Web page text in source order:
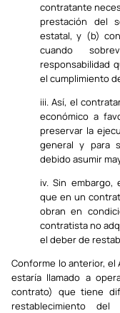
contratante
prestación del
estatal, y (b)
cuando
responsabilidad
el cumplimiento
iii. Así, el
económico a
preservar la
general y para
debido asumir
iv. Sin embargo,
que en un
obran en
contratista no
el deber de
Conforme lo anterior, el
estaría llamado a
contrato) que tiene
restablecimiento del